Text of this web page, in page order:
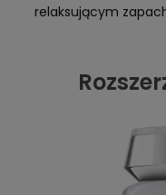
relaksującym